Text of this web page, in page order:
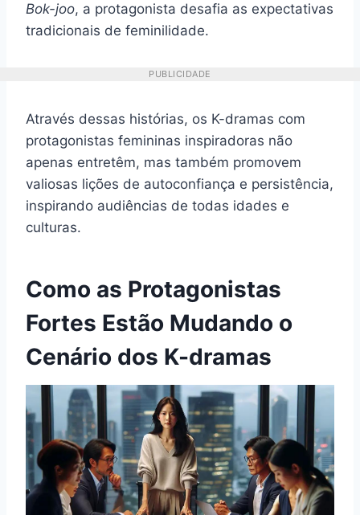
Bok-joo, a protagonista desafia as expectativas
tradicionais de feminilidade.
PUBLICIDADE
Através dessas histórias, os K-dramas com
protagonistas femininas inspiradoras não
apenas entretêm, mas também promovem
valiosas lições de autoconfiança e persistência,
inspirando audiências de todas idades e
culturas.
Como as Protagonistas
Fortes Estão Mudando o
Cenário dos K-dramas